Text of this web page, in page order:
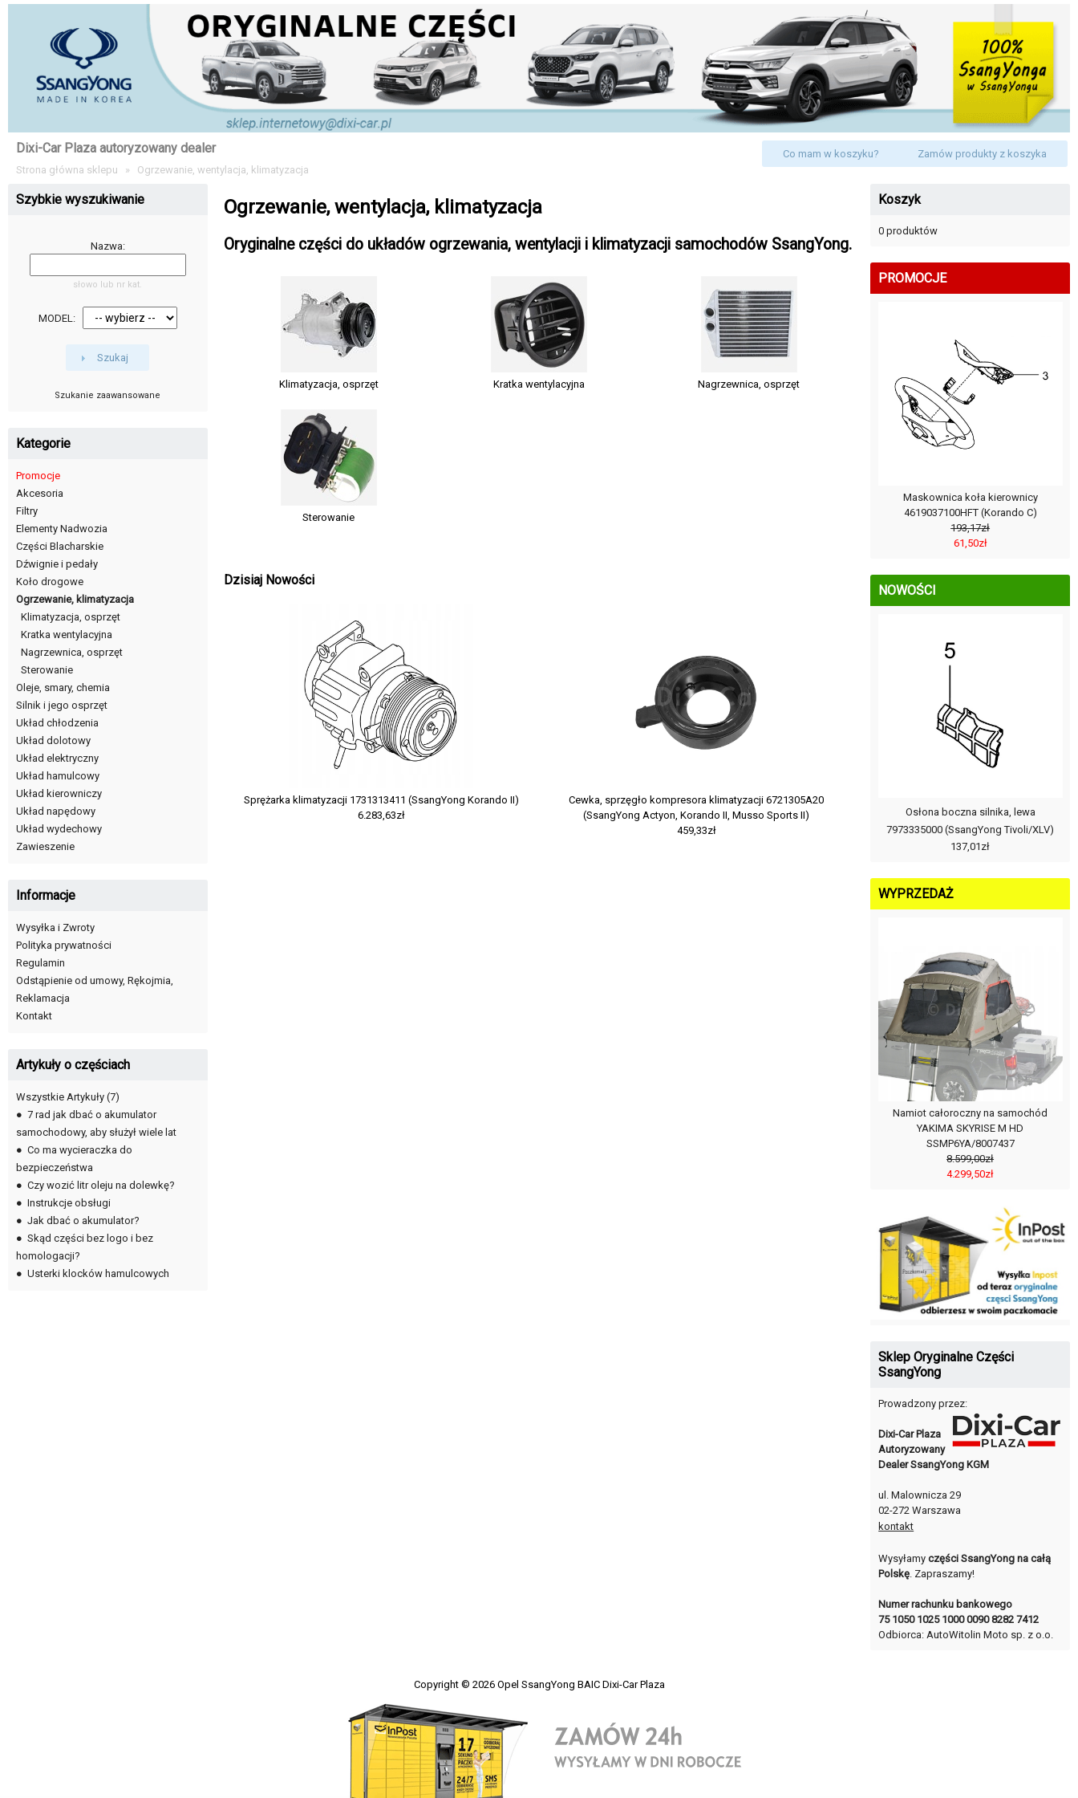
Dixi-Car Plaza autoryzowany dealer
Strona główna sklepu » Ogrzewanie, wentylacja, klimatyzacja
Co mam w koszyku? Zamów produkty z koszyka
Ogrzewanie, wentylacja, klimatyzacja
Oryginalne części do układów ogrzewania, wentylacji i klimatyzacji samochodów SsangYong.
Klimatyzacja, osprzęt Kratka wentylacyjna Nagrzewnica, osprzęt
Sterowanie
Dzisiaj Nowości
Sprężarka klimatyzacji 1731313411 (SsangYong Korando II)
6.283,63zł
Cewka, sprzęgło kompresora klimatyzacji 6721305A20
(SsangYong Actyon, Korando II, Musso Sports II)
459,33zł
Szybkie wyszukiwanie
Nazwa:
słowo lub nr kat.
MODEL:
Szukaj
Szukanie zaawansowane
Kategorie
Promocje
Akcesoria
Filtry
Elementy Nadwozia
Części Blacharskie
Dźwignie i pedały
Koło drogowe
Ogrzewanie, klimatyzacja
Klimatyzacja, osprzęt
Kratka wentylacyjna
Nagrzewnica, osprzęt
Sterowanie
Oleje, smary, chemia
Silnik i jego osprzęt
Układ chłodzenia
Układ dolotowy
Układ elektryczny
Układ hamulcowy
Układ kierowniczy
Układ napędowy
Układ wydechowy
Zawieszenie
Informacje
Wysyłka i Zwroty
Polityka prywatności
Regulamin
Odstąpienie od umowy, Rękojmia,
Reklamacja
Kontakt
Artykuły o częściach
Wszystkie Artykuły (7)
● 7 rad jak dbać o akumulator
samochodowy, aby służył wiele lat
● Co ma wycieraczka do
bezpieczeństwa
● Czy wozić litr oleju na dolewkę?
● Instrukcje obsługi
● Jak dbać o akumulator?
● Skąd części bez logo i bez
homologacji?
● Usterki klocków hamulcowych
Koszyk
0 produktów
PROMOCJE
Maskownica koła kierownicy
4619037100HFT (Korando C)
193,17zł
61,50zł
NOWOŚCI
Osłona boczna silnika, lewa
7973335000 (SsangYong Tivoli/XLV)
137,01zł
WYPRZEDAŻ
Namiot całoroczny na samochód
YAKIMA SKYRISE M HD
SSMP6YA/8007437
8.599,00zł
4.299,50zł
Sklep Oryginalne Części
SsangYong
Prowadzony przez:
Dixi-Car Plaza
Autoryzowany
Dealer SsangYong KGM
ul. Malownicza 29
02-272 Warszawa
kontakt
Wysyłamyczęści SsangYong na całą
Polskę. Zapraszamy!
Numer rachunku bankowego
75 1050 1025 1000 0090 8282 7412
Odbiorca: AutoWitolin Moto sp. z o.o.
Copyright © 2026 Opel SsangYong BAIC Dixi-Car Plaza